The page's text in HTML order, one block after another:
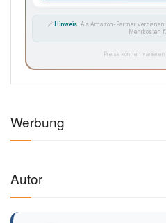
🔗 Hinweis: Als Amazon-Partner verdienen
Mehrkosten
Preise können variieren
Werbung
Autor